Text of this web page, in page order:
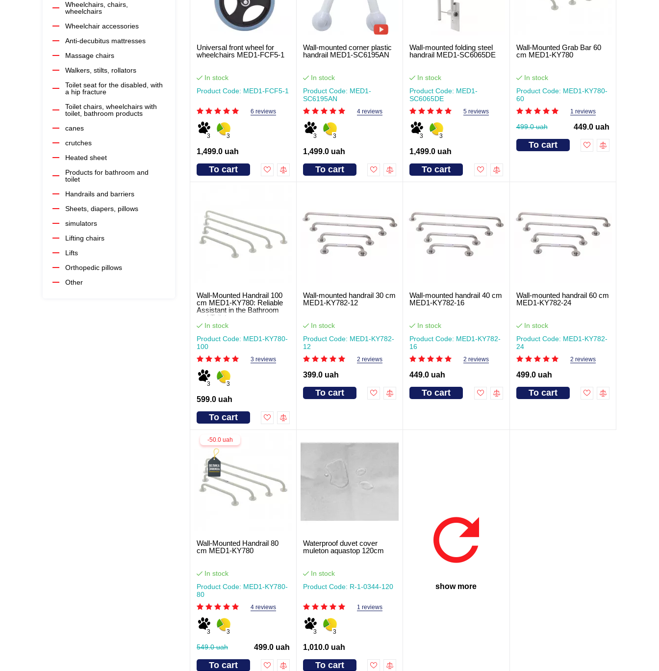
Wheelchairs, chairs,
wheelchairs
Wheelchair accessories
Anti-decubitus mattresses
Massage chairs
Walkers, stilts, rollators
Toilet seat for the disabled, with
a hip fracture
Toilet chairs, wheelchairs with
toilet, bathroom products
canes
crutches
Heated sheet
Products for bathroom and
toilet
Handrails and barriers
Sheets, diapers, pillows
simulators
Lifting chairs
Lifts
Orthopedic pillows
Other
Universal front wheel for
wheelchairs MED1-FCF5-1
In stock
Product Code: MED1-FCF5-1
6 reviews
3 3
1,499.0 uah
To cart
Wall-mounted corner plastic
handrail MED1-SC6195AN
In stock
Product Code: MED1-
SC6195AN
4 reviews
3 3
1,499.0 uah
To cart
Wall-mounted folding steel
handrail MED1-SC6065DE
In stock
Product Code: MED1-
SC6065DE
5 reviews
3 3
1,499.0 uah
To cart
Wall-Mounted Grab Bar 60
cm MED1-KY780
In stock
Product Code: MED1-KY780-
60
1 reviews
499.0 uah 449.0 uah
To cart
Wall-Mounted Handrail 100
cm MED1-KY780: Reliable
Assistant in the Bathroom
and Toilet
In stock
Product Code: MED1-KY780-
100
3 reviews
3 3
599.0 uah
To cart
Wall-mounted handrail 30 cm
MED1-KY782-12
In stock
Product Code: MED1-KY782-
12
2 reviews
399.0 uah
To cart
Wall-mounted handrail 40 cm
MED1-KY782-16
In stock
Product Code: MED1-KY782-
16
2 reviews
449.0 uah
To cart
Wall-mounted handrail 60 cm
MED1-KY782-24
In stock
Product Code: MED1-KY782-
24
2 reviews
499.0 uah
To cart
-50.0 uah
Wall-Mounted Handrail 80
cm MED1-KY780
In stock
Product Code: MED1-KY780-
80
4 reviews
3 3
549.0 uah 499.0 uah
To cart
Waterproof duvet cover
muleton aquastop 120cm
In stock
Product Code: R-1-0344-120
1 reviews
3 3
1,010.0 uah
To cart
show more